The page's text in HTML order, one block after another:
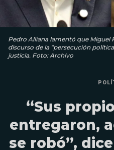
Pedro Alliana lamentó que Miguel
discurso de la "persecución
justicia. Foto: Archivo
“Sus
entregaron,
se robó”,